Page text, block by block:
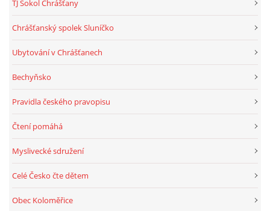
TJ Sokol Chrášťany
Chrášťanský spolek Sluníčko
Ubytování v Chrášťanech
Bechyňsko
Pravidla českého pravopisu
Čtení pomáhá
Myslivecké sdružení
Celé Česko čte dětem
Obec Koloměřice